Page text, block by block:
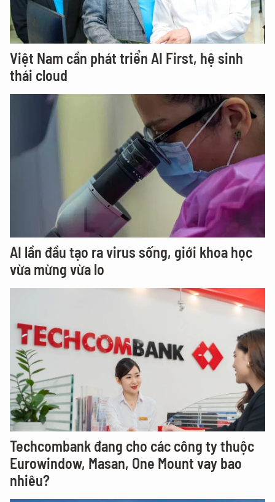
Việt Nam cần phát triển AI First, hệ sinh
thái cloud
AI lần đầu tạo ra virus sống, giới khoa học
vừa mừng vừa lo
Techcombank đang cho các công ty thuộc
Eurowindow, Masan, One Mount vay bao
nhiêu?